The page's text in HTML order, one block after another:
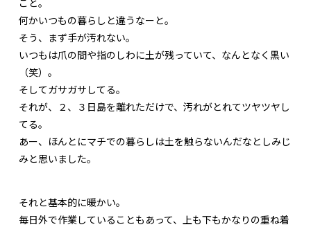
何かいつもの暮らしと違うなーと。
そう、まず手が汚れない。
いつもは爪の間や指のしわに土が残っていて、なんとなく黒い
（笑）。
そしてガサガサしてる。
それが、２、３日島を離れただけで、汚れがとれてツヤツヤし
てる。
あー、ほんとにマチでの暮らしは土を触らないんだなとしみじ
みと思いました。
それと基本的に暖かい。
毎日外で作業していることもあって、上も下もかなりの重ね着